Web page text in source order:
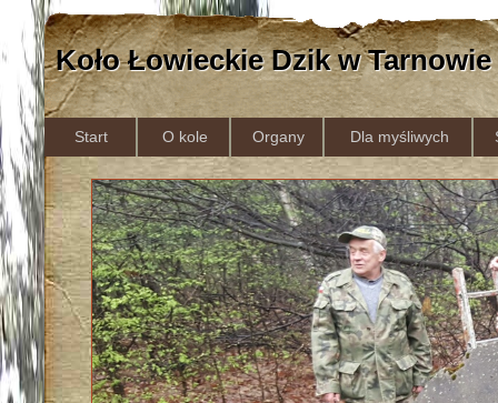
Koło Łowieckie Dzik w Tarnowie
Start O kole Organy Dla myśliwych